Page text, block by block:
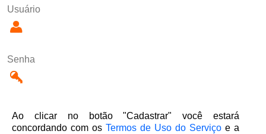
Usuário
Senha
Ao clicar no botão "Cadastrar" você estará
concordando com osTermos de Uso do Serviço e a